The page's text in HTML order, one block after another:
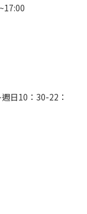
日10：30-22：